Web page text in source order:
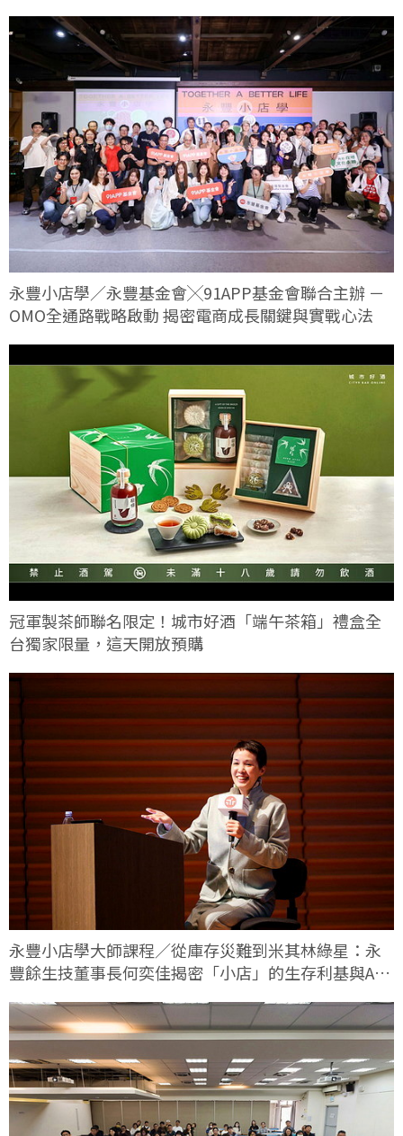
永豐小店學／永豐基金會╳91APP基金會聯合主辦 －
OMO全通路戰略啟動 揭密電商成長關鍵與實戰心法
冠軍製茶師聯名限定！城市好酒「端午茶箱」禮盒全
台獨家限量，這天開放預購
永豐小店學大師課程／從庫存災難到米其林綠星：永
豐餘生技董事長何奕佳揭密「小店」的生存利基與AI